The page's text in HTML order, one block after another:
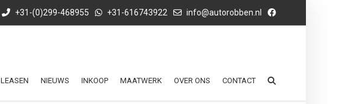
+31-(0)299-468955 +31-616743922 info@autorobben.nl
LEASEN NIEUWS INKOOP MAATWERK OVER ONS CONTACT